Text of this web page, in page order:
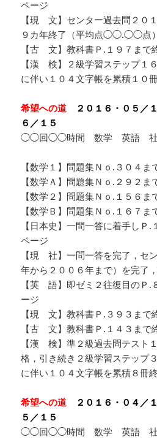
ページ
【現 文】センター過去問２０
９カ年終了（平均点◯◯.◯◯点）
【古 文】教科書Ｐ.１９７まで
【漢 検】２級学習ステップ１
に伴い１０４文字帳を累積１０冊
希望への道 ２０１６・０５／
６／１５
◯◯回◯◯時間 数学 英語
【数学１】問題集Ｎｏ.３０４ま
【数学Ａ】問題集Ｎｏ.２９２ま
【数学２】問題集Ｎｏ.１５６ま
【数学Ｂ】問題集Ｎｏ.１６７ま
【日本史】一問一答に着手しＰ
ページ
【現 社】一問一答を完了，セ
年から２００６年まで）を完了
【英 語】即ゼミ２往復目のＰ.
ージ
【現 文】教科書Ｐ.３９３まで
【古 文】教科書Ｐ.１４３まで
【漢 検】準２級過去問テスト
格，引き続き２級学習ステップ
に伴い１０４文字帳を累積８冊終
希望への道 ２０１６・０４／
５／１５
◯◯回◯◯時間 数学 英語